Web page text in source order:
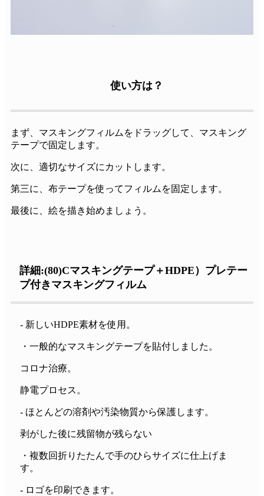
使い方は？
まず、マスキングフィルムをドラッグして、マスキング
テープで固定します。
次に、適切なサイズにカットします。
第三に、布テープを使ってフィルムを固定します。
最後に、絵を描き始めましょう。
詳細:(80)Cマスキングテープ＋HDPE）プレテー
プ付きマスキングフィルム
- 新しいHDPE素材を使用。
・一般的なマスキングテープを貼付しました。
コロナ治療。
静電プロセス。
- ほとんどの溶剤や汚染物質から保護します。
剥がした後に残留物が残らない
・複数回折りたたんで手のひらサイズに仕上げま
す。
- ロゴを印刷できます。